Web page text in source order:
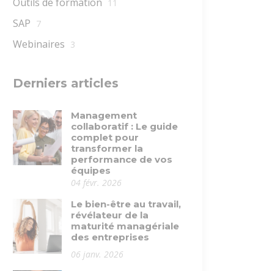
11
SAP 7
Webinaires 3
Derniers articles
Management
collaboratif : Le guide
complet pour
transformer la
performance de vos
équipes
04 févr. 2026
Le bien-être au travail,
révélateur de la
maturité managériale
des entreprises
06 janv. 2026